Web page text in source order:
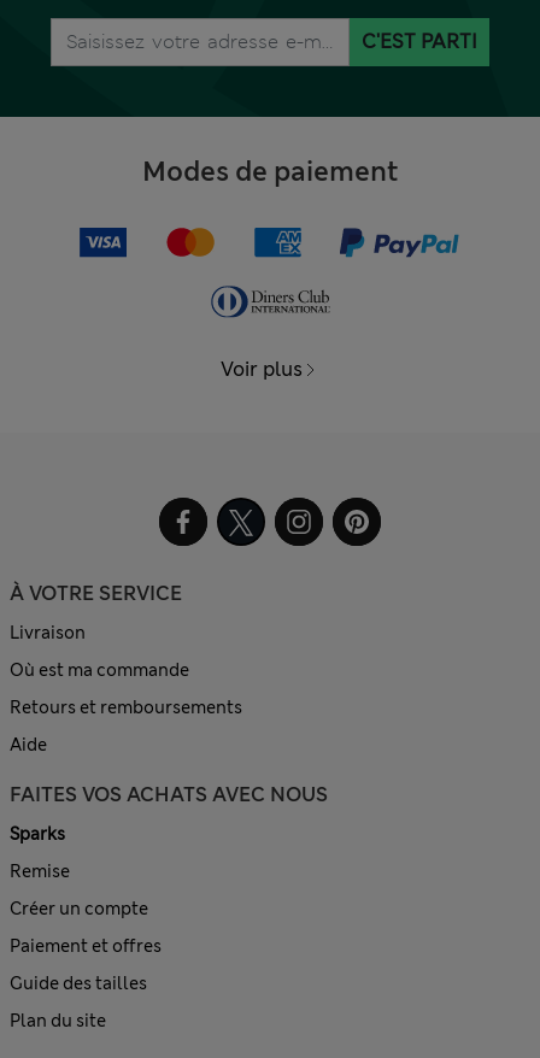
C'EST PARTI
Modes de paiement
Voir plus
À VOTRE SERVICE
Livraison
Où est ma commande
Retours et remboursements
Aide
FAITES VOS ACHATS AVEC NOUS
Sparks
Remise
Créer un compte
Paiement et offres
Guide des tailles
Plan du site